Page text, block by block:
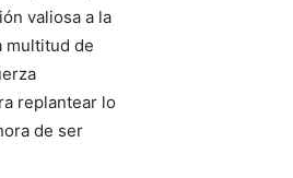
valiosa a la
multitud de
replantear lo
de ser